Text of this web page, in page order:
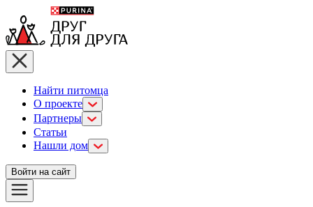
Найти питомца
О проекте
Партнеры
Статьи
Нашли дом
Войти на сайт